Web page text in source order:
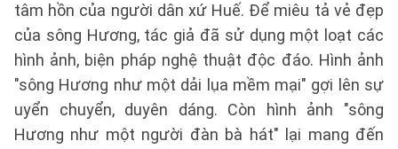
tâm hồn của người dân xứ Huế. Để miêu tả vẻ đẹp
của sông Hương, tác giả đã sử dụng một loạt các
hình ảnh, biện pháp nghệ thuật độc đáo. Hình ảnh
"sông Hương như một dải lụa mềm mại" gợi lên sự
uyển chuyển, duyên dáng. Còn hình ảnh "sông
Hương như một người đàn bà hát" lại mang đến